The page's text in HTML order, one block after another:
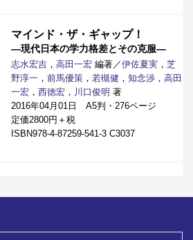
マインド・ザ・ギャップ！
―現代日本の学力格差とその克服―
志水宏吉 ， 高田一宏 編著／伊佐夏実 ， 芝
野淳一 ， 前馬優策 ， 若槻健 ， 知念渉 ， 高田
一宏 ， 西徳宏 ， 川口俊明 著
2016年04月01日 A5判・276ページ
定価2800円＋税
ISBN978-4-87259-541-3 C3037